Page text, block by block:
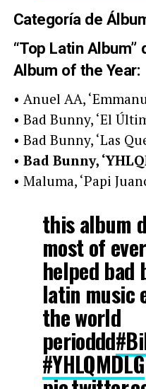
Categoría de
“Top Latin
Album of the Year:
• Anuel AA,
• Bad Bunny, ‘El
• Bad Bunny, ‘Las
• Bad Bunny,
• Maluma, ‘Papi
this album
most of
helped bad
latin music
the world
perioddd
#YHLQMDLG